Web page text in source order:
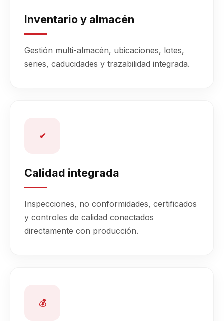
Inventario y almacén
Gestión multi-almacén, ubicaciones, lotes,
series, caducidades y trazabilidad integrada.
✔
Calidad integrada
Inspecciones, no conformidades, certificados
y controles de calidad conectados
directamente con producción.
💰